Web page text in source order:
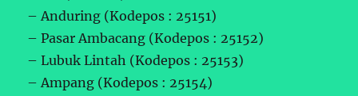
– Anduring (Kodepos : 25151)
– Pasar Ambacang (Kodepos : 25152)
– Lubuk Lintah (Kodepos : 25153)
– Ampang (Kodepos : 25154)